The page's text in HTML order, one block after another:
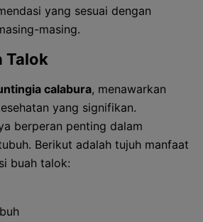
yang sesuai dengan
masing.
Talok
calabura, menawarkan
yang signifikan.
berperan penting dalam
Berikut adalah tujuh manfaat
buah talok: